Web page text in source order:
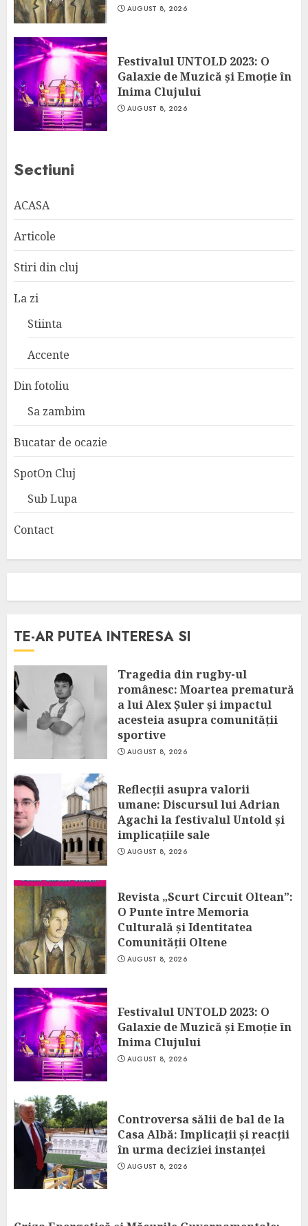
AUGUST 8, 2026
Festivalul UNTOLD 2023: O
Galaxie de Muzică și Emoție în
Inima Clujului
AUGUST 8, 2026
Sectiuni
ACASA
Articole
Stiri din cluj
La zi
Stiinta
Accente
Din fotoliu
Sa zambim
Bucatar de ocazie
SpotOn Cluj
Sub Lupa
Contact
TE-AR PUTEA INTERESA SI
Tragedia din rugby-ul
românesc: Moartea prematură
a lui Alex Șuler și impactul
acesteia asupra comunității
sportive
AUGUST 8, 2026
Reflecții asupra valorii
umane: Discursul lui Adrian
Agachi la festivalul Untold și
implicațiile sale
AUGUST 8, 2026
Revista „Scurt Circuit Oltean”:
O Punte între Memoria
Culturală și Identitatea
Comunității Oltene
AUGUST 8, 2026
Festivalul UNTOLD 2023: O
Galaxie de Muzică și Emoție în
Inima Clujului
AUGUST 8, 2026
Controversa sălii de bal de la
Casa Albă: Implicații și reacții
în urma deciziei instanței
AUGUST 8, 2026